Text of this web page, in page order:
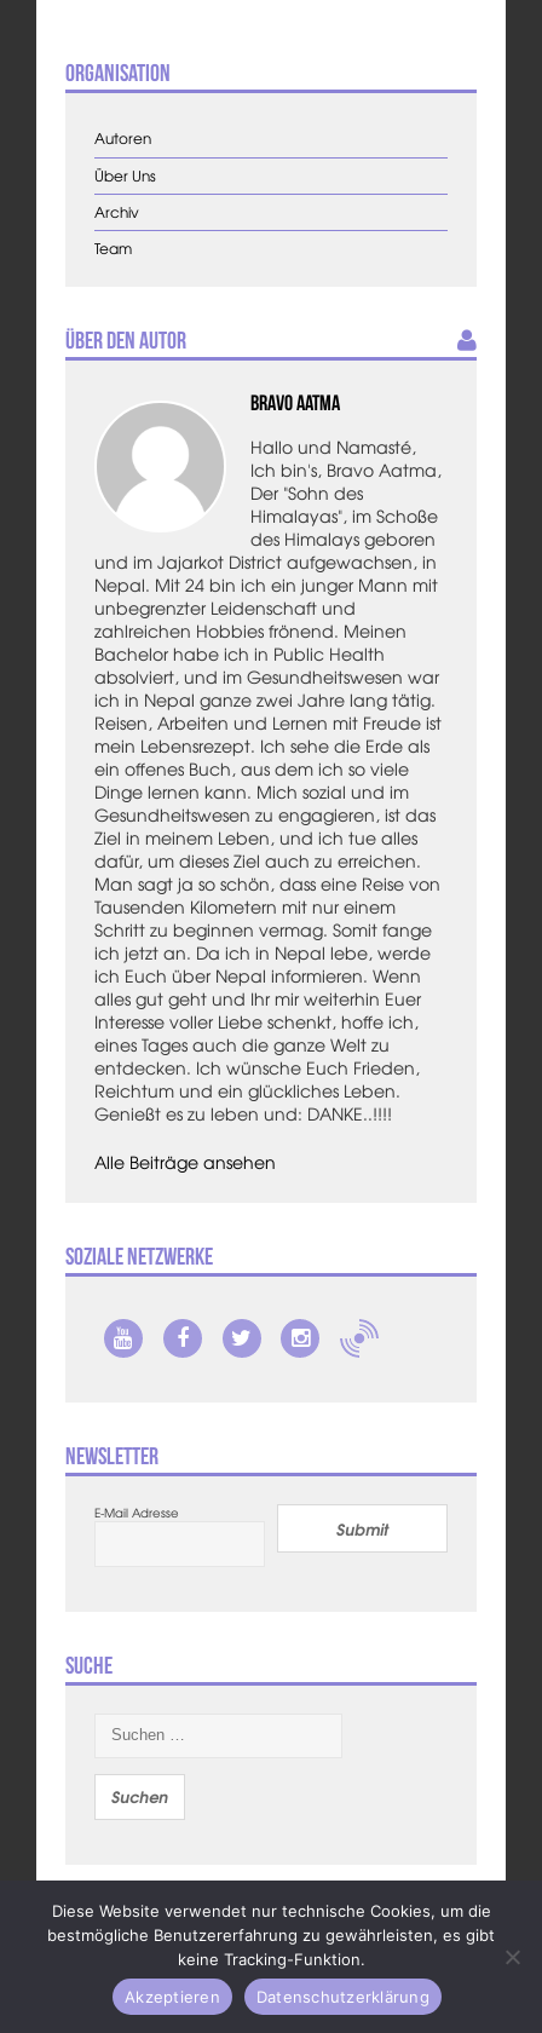
Organisation
Autoren
Über Uns
Archiv
Team
Über den Autor
Bravo Aatma
Hallo und Namasté,
Ich bin's, Bravo Aatma,
Der "Sohn des
Himalayas", im Schoße
des Himalays geboren
und im Jajarkot District aufgewachsen, in
Nepal. Mit 24 bin ich ein junger Mann mit
unbegrenzter Leidenschaft und
zahlreichen Hobbies frönend. Meinen
Bachelor habe ich in Public Health
absolviert, und im Gesundheitswesen war
ich in Nepal ganze zwei Jahre lang tätig.
Reisen, Arbeiten und Lernen mit Freude ist
mein Lebensrezept. Ich sehe die Erde als
ein offenes Buch, aus dem ich so viele
Dinge lernen kann. Mich sozial und im
Gesundheitswesen zu engagieren, ist das
Ziel in meinem Leben, und ich tue alles
dafür, um dieses Ziel auch zu erreichen.
Man sagt ja so schön, dass eine Reise von
Tausenden Kilometern mit nur einem
Schritt zu beginnen vermag. Somit fange
ich jetzt an. Da ich in Nepal lebe, werde
ich Euch über Nepal informieren. Wenn
alles gut geht und Ihr mir weiterhin Euer
Interesse voller Liebe schenkt, hoffe ich,
eines Tages auch die ganze Welt zu
entdecken. Ich wünsche Euch Frieden,
Reichtum und ein glückliches Leben.
Genießt es zu leben und: DANKE..!!!!
Alle Beiträge ansehen
Soziale Netzwerke
Newsletter
E-Mail Adresse
Submit
Suche
nach:
Partner
Diese Website verwendet nur technische Cookies, um die
bestmögliche Benutzererfahrung zu gewährleisten, es gibt
keine Tracking-Funktion.
Akzeptieren
Datenschutzerklärung